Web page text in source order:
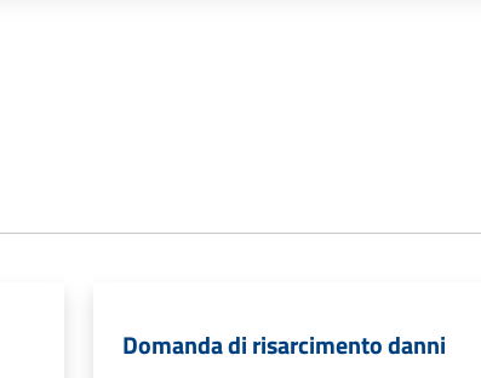
Domanda di risarcimento danni